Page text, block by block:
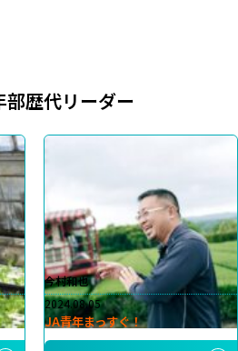
歴代リーダー
今村和也
2024.08.05
JA青年まっすぐ！